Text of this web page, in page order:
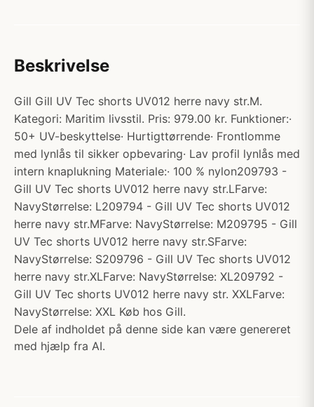
Beskrivelse
Gill Gill UV Tec shorts UV012 herre navy str.M.
Kategori: Maritim livsstil. Pris: 979.00 kr. Funktioner:·
50+ UV-beskyttelse· Hurtigttørrende· Frontlomme
med lynlås til sikker opbevaring· Lav profil lynlås med
intern knaplukning Materiale:· 100 % nylon209793 -
Gill UV Tec shorts UV012 herre navy str.LFarve:
NavyStørrelse: L209794 - Gill UV Tec shorts UV012
herre navy str.MFarve: NavyStørrelse: M209795 - Gill
UV Tec shorts UV012 herre navy str.SFarve:
NavyStørrelse: S209796 - Gill UV Tec shorts UV012
herre navy str.XLFarve: NavyStørrelse: XL209792 -
Gill UV Tec shorts UV012 herre navy str. XXLFarve:
NavyStørrelse: XXL Køb hos Gill.
Dele af indholdet på denne side kan være genereret
med hjælp fra AI.